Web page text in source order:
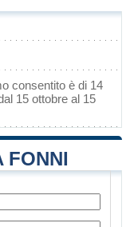
consentito è di 14
15 ottobre al 15
FONNI